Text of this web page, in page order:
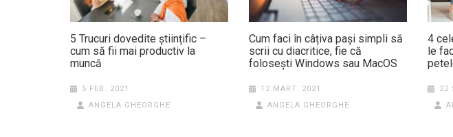
5 Trucuri dovedite științific –
cum să fii mai productiv la
muncă
5 FEB. 2021
ANGELA GHEORGHE
Cum faci în câțiva pași simpli să
scrii cu diacritice, fie că
folosești Windows sau MacOS
12 MART. 2021
ANGELA GHEORGHE
4
le
22